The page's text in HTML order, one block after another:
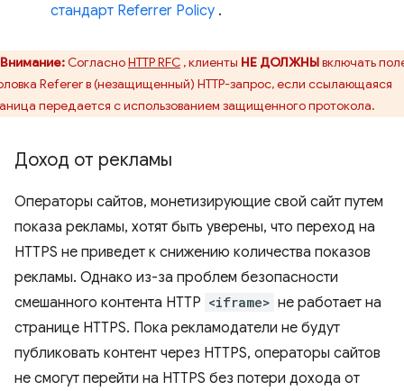
стандарт Referrer Policy .
Внимание:СогласноHTTP RFC , клиенты НЕ ДОЛЖНЫвключать
Referer в (незащищенный) HTTP-запрос, если ссылающаяся
передается с использованием защищенного протокола.
Доход от рекламы
Операторы сайтов, монетизирующие свой сайт путем
показа рекламы, хотят быть уверены, что переход на
HTTPS не приведет к снижению количества показов
рекламы. Однако из-за проблем безопасности
смешанного контента HTTP <iframe> не работает на
странице HTTPS. Пока рекламодатели не будут
публиковать контент через HTTPS, операторы сайтов
не смогут перейти на HTTPS без потери дохода от